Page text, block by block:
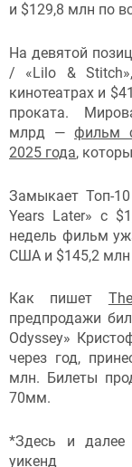
и $129,8 млн по
На девятой
/ «Lilo &
кинотеатрах и
проката.
млрд — фильм
2025 года,
Замыкает Топ-
Years Later» с
недель фильм
США и $145,2 млн
Как пишет
предпродажи
Odyssey»
через год,
млн. Билеты
70мм.
*Здесь и далее
уикенд